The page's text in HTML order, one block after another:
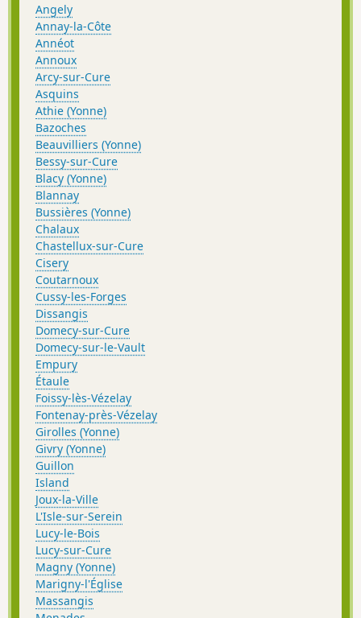
Angely
Annay-la-Côte
Annéot
Annoux
Arcy-sur-Cure
Asquins
Athie (Yonne)
Bazoches
Beauvilliers (Yonne)
Bessy-sur-Cure
Blacy (Yonne)
Blannay
Bussières (Yonne)
Chalaux
Chastellux-sur-Cure
Cisery
Coutarnoux
Cussy-les-Forges
Dissangis
Domecy-sur-Cure
Domecy-sur-le-Vault
Empury
Étaule
Foissy-lès-Vézelay
Fontenay-près-Vézelay
Girolles (Yonne)
Givry (Yonne)
Guillon
Island
Joux-la-Ville
L'Isle-sur-Serein
Lucy-le-Bois
Lucy-sur-Cure
Magny (Yonne)
Marigny-l'Église
Massangis